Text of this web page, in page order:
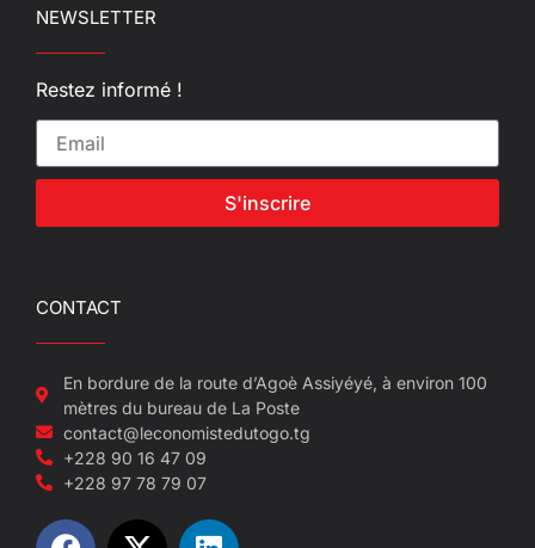
NEWSLETTER
Restez informé !
S'inscrire
CONTACT
En bordure de la route d’Agoè Assiyéyé, à environ 100
mètres du bureau de La Poste
contact@leconomistedutogo.tg
+228 90 16 47 09
+228 97 78 79 07